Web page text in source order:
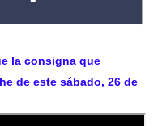
la consigna que
de este sábado, 26 de